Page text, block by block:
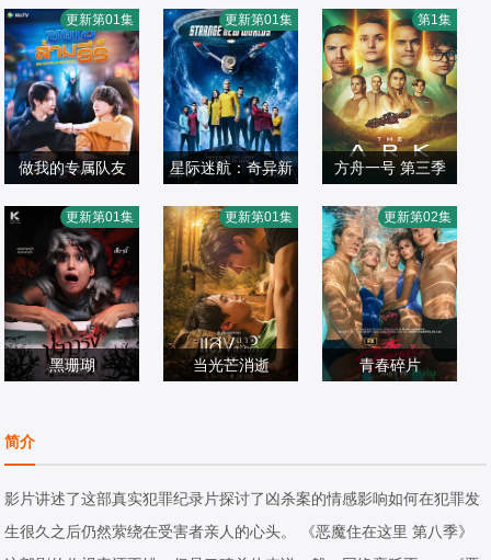
做我的专属队友
苏拉德·皮凌瓦,查
卢彭·提坤朋提拉
翁,拉差塔·皮澈肖
特,瓦拉提普·基迪
派山,纳缇萨勘·差
伦威尔,Jay·Sorat
hon·Chaloemlaps
ombut
欧美剧
2026/泰国
更新第01集
星际迷航：奇异新
蒂娜·钟,西莉亚·罗
丝·古丁,阿德里安·
霍姆斯,克里斯汀·
霍恩,丹·让诺特,卡
罗尔·凯恩,亚历克
利莎·纳维亚,比安
卡·努加拉,基利安·
奥沙利文,巴布斯·
欧美剧
2026/美国
更新第01集
方舟一号 第三季
斯·里奇,理查德·弗
利施曼,瑞安·亚当
斯,帕夫莱·耶里尼
奇
欧美剧
2026/美国
第1集
黑珊瑚
帕·翁塔娜特,莫拉
克·桑塔维,塔纳功·
陂沙亚侬,玛妮娜·
甘姆雯,帕拉查功·
欧美剧
0/
更新第01集
当光芒消逝
NG,ATIP,KORSIN
KA
2026/泰国
更新第01集
青春碎片
基伯,克里斯·康纳,
伊格比·里格尼,丹
尼尔·戴尔,荷默·基
2026/美国
更新第02集
简介
影片讲述了这部真实犯罪纪录片探讨了凶杀案的情感影响如何在犯罪发
生很久之后仍然萦绕在受害者亲人的心头。 《恶魔住在这里 第八季》